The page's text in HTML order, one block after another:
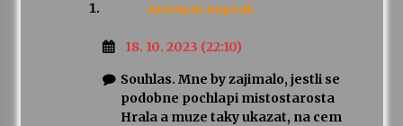
Anonym napsal:
18. 10. 2023 (22:10)
Souhlas. Mne by zajimalo, jestli se
podobne pochlapi mistostarosta
Hrala a muze taky ukazat, na cem